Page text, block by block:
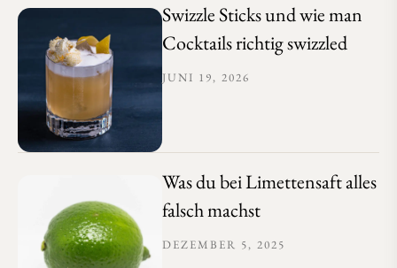
Swizzle Sticks und wie man
Cocktails richtig swizzled
JUNI 19, 2026
Was du bei Limettensaft alles
falsch machst
DEZEMBER 5, 2025